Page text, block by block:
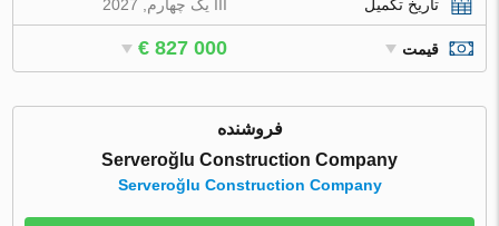
تاریخ تکمیل III یک چهارم, 2027
قیمت € 827 000
فروشنده
Serveroğlu Construction Company
Serveroğlu Construction Company